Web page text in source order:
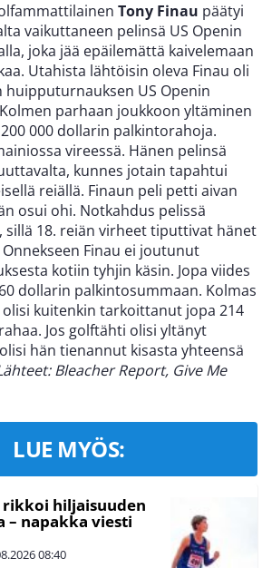
Tony Finau päätyi
vaikuttaneen pelinsä US Openin
joka jää epäilemättä kaivelemaan
Utahista lähtöisin oleva Finau oli
huipputurnauksen US Openin
parhaan joukkoon yltäminen
000 dollarin palkintorahoja.
vireessä. Hänen pelinsä
kunnes jotain tapahtui
reiällä. Finaun peli petti aivan
osui ohi. Notkahdus pelissä
sillä 18. reiän virheet tiputtivat hänet
Finau ei joutunut
kotiin tyhjin käsin. Jopa viides
dollarin palkintosummaan. Kolmas
kuitenkin tarkoittanut jopa 214
Jos golftähti olisi yltänyt
hän tienannut kisasta yhteensä
Bleacher Report, Give Me
LUE MYÖS:
rikkoi hiljaisuuden
– napakka viesti
08:40